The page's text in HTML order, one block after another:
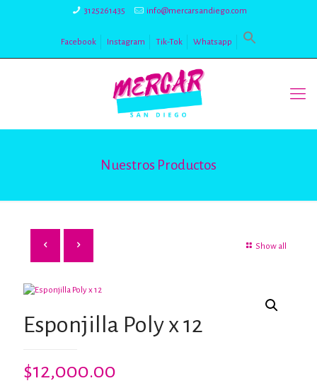
3125261435 info@mercarsandiego.com
Facebook Instagram Tik-Tok Whatsapp
Nuestros Productos
Show all
Esponjilla Poly x 12
$12,000.00